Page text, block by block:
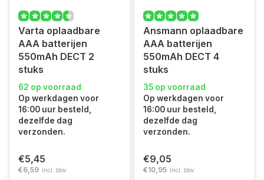
Varta oplaadbare
AAA batterijen
550mAh DECT 2
stuks
62 op voorraad
Op werkdagen voor
16:00 uur besteld,
dezelfde dag
verzonden.
€5,45
€6,59 Incl. btw
Ansmann oplaadbare
AAA batterijen
550mAh DECT 4
stuks
35 op voorraad
Op werkdagen voor
16:00 uur besteld,
dezelfde dag
verzonden.
€9,05
€10,95 Incl. btw